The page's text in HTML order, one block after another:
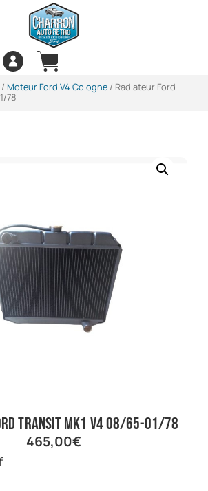
/ Moteur Ford V4 Cologne / Radiateur Ford
78
Transit mk1 V4 08/65-01/78
465,00€